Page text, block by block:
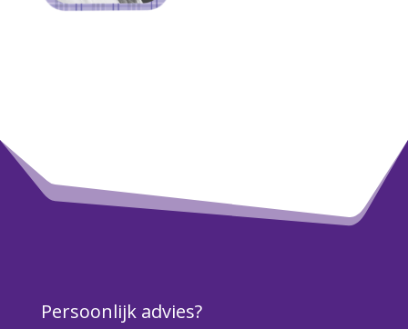
Persoonlijk advies?